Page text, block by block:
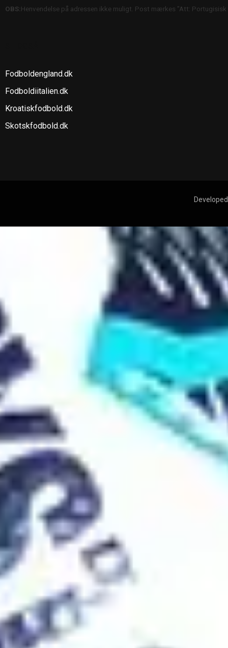
OBS:Henvendelse på adressen ikke muligt. Post mærkes "Att:
Fodboldengland.dk
Fodboldiitalien.dk
Kroatiskfodbold.dk
Skotskfodbold.dk